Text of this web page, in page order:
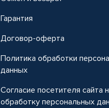
Гарантия
Договор-оферта
Политика обработки
данных
Согласие посетителя сайта
обработку персональных